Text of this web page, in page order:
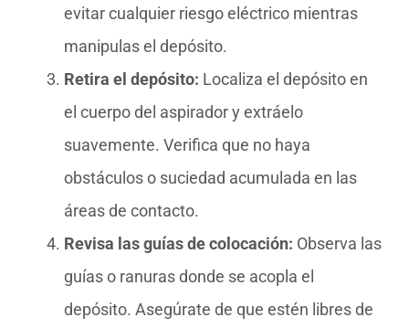
evitar cualquier riesgo eléctrico mientras
manipulas el depósito.
Retira el depósito: Localiza el depósito en
el cuerpo del aspirador y extráelo
suavemente. Verifica que no haya
obstáculos o suciedad acumulada en las
áreas de contacto.
Revisa las guías de colocación: Observa las
guías o ranuras donde se acopla el
depósito. Asegúrate de que estén libres de